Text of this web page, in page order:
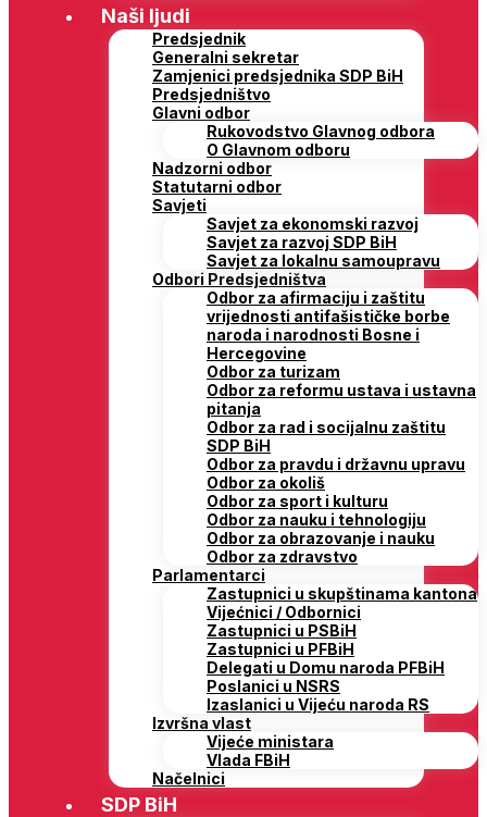
Naši ljudi
Predsjednik
Generalni sekretar
Zamjenici predsjednika SDP BiH
Predsjedništvo
Glavni odbor
Rukovodstvo Glavnog odbora
O Glavnom odboru
Nadzorni odbor
Statutarni odbor
Savjeti
Savjet za ekonomski razvoj
Savjet za razvoj SDP BiH
Savjet za lokalnu samoupravu
Odbori Predsjedništva
Odbor za afirmaciju i zaštitu
vrijednosti antifašističke borbe
naroda i narodnosti Bosne i
Hercegovine
Odbor za turizam
Odbor za reformu ustava i ustavna
pitanja
Odbor za rad i socijalnu zaštitu
SDP BiH
Odbor za pravdu i državnu upravu
Odbor za okoliš
Odbor za sport i kulturu
Odbor za nauku i tehnologiju
Odbor za obrazovanje i nauku
Odbor za zdravstvo
Parlamentarci
Zastupnici u skupštinama kantona
Vijećnici / Odbornici
Zastupnici u PSBiH
Zastupnici u PFBiH
Delegati u Domu naroda PFBiH
Poslanici u NSRS
Izaslanici u Vijeću naroda RS
Izvršna vlast
Vijeće ministara
Vlada FBiH
Načelnici
SDP BiH